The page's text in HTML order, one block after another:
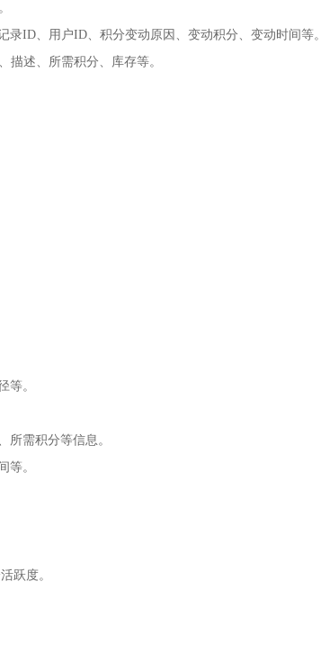
录ID、用户ID、积分变动原因、变动积分、变动时间等。
描述、所需积分、库存等。
等。
所需积分等信息。
等。
跃度。